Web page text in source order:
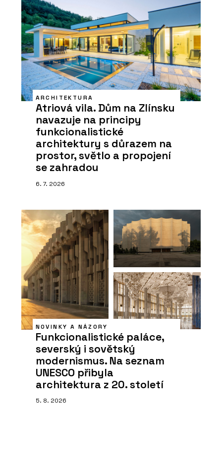
ARCHITEKTURA
Atriová vila. Dům na Zlínsku
navazuje na principy
funkcionalistické
architektury s důrazem na
prostor, světlo a propojení
se zahradou
6. 7. 2026
NOVINKY A NÁZORY
Funkcionalistické paláce,
severský i sovětský
modernismus. Na seznam
UNESCO přibyla
architektura z 20. století
5. 8. 2026